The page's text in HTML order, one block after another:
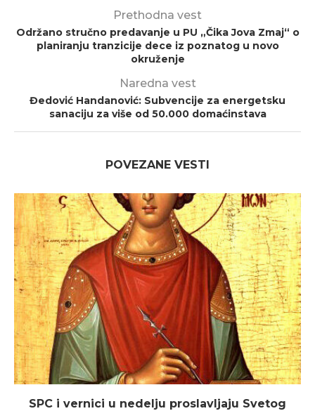
Prethodna vest
Održano stručno predavanje u PU „Čika Jova Zmaj“ o
planiranju tranzicije dece iz poznatog u novo
okruženje
Naredna vest
Đedović Handanović: Subvencije za energetsku
sanaciju za više od 50.000 domaćinstava
POVEZANE VESTI
SPC i vernici u nedelju proslavljaju Svetog